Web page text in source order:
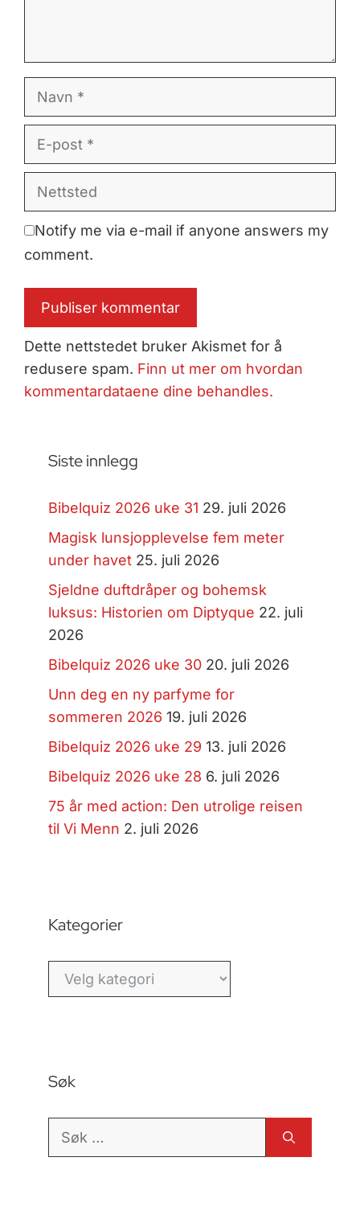
Navn
E-
post
Nettsted
Notify me via e-mail if anyone answers my
comment.
Dette nettstedet bruker Akismet for å
redusere spam. Finn ut mer om hvordan
kommentardataene dine behandles.
Siste innlegg
Bibelquiz 2026 uke 31 29. juli 2026
Magisk lunsjopplevelse fem meter
under havet 25. juli 2026
Sjeldne duftdråper og bohemsk
luksus: Historien om Diptyque 22. juli
2026
Bibelquiz 2026 uke 30 20. juli 2026
Unn deg en ny parfyme for
sommeren 2026 19. juli 2026
Bibelquiz 2026 uke 29 13. juli 2026
Bibelquiz 2026 uke 28 6. juli 2026
75 år med action: Den utrolige reisen
til Vi Menn 2. juli 2026
Kategorier
Kategorier
Søk
Søk